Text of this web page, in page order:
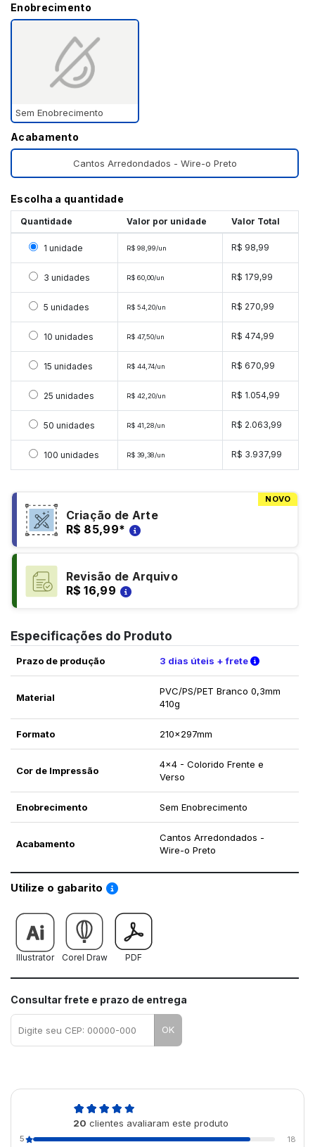
Enobrecimento
Sem Enobrecimento
Acabamento
Cantos Arredondados - Wire-o Preto
Escolha a quantidade
Quantidade Valor por unidade Valor Total
Selecionar 1 unidade
1 unidade R$ 98,99/un R$ 98,99
Selecionar 3 unidades
3 unidades R$ 60,00/un R$ 179,99
Selecionar 5 unidades
5 unidades R$ 54,20/un R$ 270,99
Selecionar 10 unidades
10 unidades R$ 47,50/un R$ 474,99
Selecionar 15 unidades
15 unidades R$ 44,74/un R$ 670,99
Selecionar 25 unidades
25 unidades R$ 42,20/un R$ 1.054,99
Selecionar 50 unidades
50 unidades R$ 41,28/un R$ 2.063,99
Selecionar 100 unidades
100 unidades R$ 39,38/un R$ 3.937,99
NOVO
Criação de Arte
R$ 85,99*
Revisão de Arquivo
R$ 16,99
Especificações do Produto
Prazo de produção 3 dias úteis + frete Verifique
Material
PVC/PS/PET Branco 0,3mm
410g
Formato 210x297mm
Cor de Impressão
4x4 - Colorido Frente e
Verso
Enobrecimento Sem Enobrecimento
Acabamento
Cantos Arredondados -
Wire-o Preto
Utilize o gabarito Saiba como utilizar os nossos gabaritos
Illustrator Corel Draw PDF
Consultar frete e prazo de entrega
OK
20 clientes avaliaram este produto
5
18